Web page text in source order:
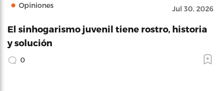
Opiniones Jul 30, 2026
El sinhogarismo juvenil tiene rostro, historia
y solución
0